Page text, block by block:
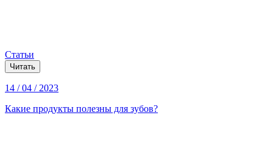
Статьи
Читать
14 / 04 / 2023
Какие продукты полезны для зубов?